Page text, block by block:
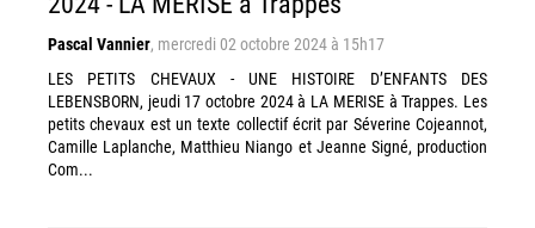
Pascal Vannier, mercredi 02 octobre 2024 à 15h17
LES PETITS CHEVAUX - UNE HISTOIRE D’ENFANTS DES
LEBENSBORN, jeudi 17 octobre 2024 à LA MERISE à Trappes. Les
petits chevaux est un texte collectif écrit par Séverine Cojeannot,
Camille Laplanche, Matthieu Niango et Jeanne Signé, production
Com...